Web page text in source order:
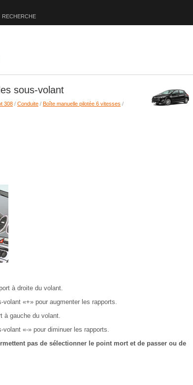
RECHERCHE
sous-volant
308 / Conduite / Boîte manuelle pilotée 6 vitesses /
à droite du volant.
«+» pour augmenter les rapports.
à gauche du volant.
«-» pour diminuer les rapports.
pas de sélectionner le point mort et de passer ou de